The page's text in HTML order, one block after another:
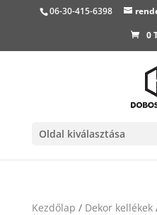
06-30-415-6398
0
Oldal kiválasztása
Kezdőlap / Dekor kellékek